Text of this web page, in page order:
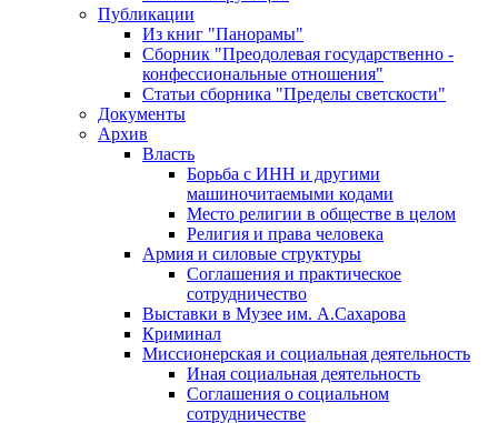
Публикации
Из книг "Панорамы"
Сборник "Преодолевая государственно -
конфессиональные отношения"
Статьи сборника "Пределы светскости"
Документы
Архив
Власть
Борьба с ИНН и другими
машиночитаемыми кодами
Место религии в обществе в целом
Религия и права человека
Армия и силовые структуры
Соглашения и практическое
сотрудничество
Выставки в Музее им. А.Сахарова
Криминал
Миссионерская и социальная деятельность
Иная социальная деятельность
Соглашения о социальном
сотрудничестве